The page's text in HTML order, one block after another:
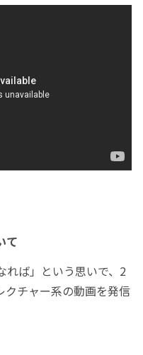
て
れば」という思いで、2
チャー系の動画を発信